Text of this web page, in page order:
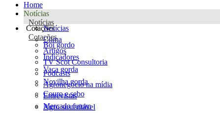
Home
Notícias
Notícias
Notícias
Clima
Artigos
TV Scot Consultoria
Podcasts
Agronegócio na mídia
Entrevistas
Agro sustentável
Cotações
Cotações
Boi gordo
Indicadores
Vaca gorda
Novilha gorda
Couro e sebo
Mercado futuro